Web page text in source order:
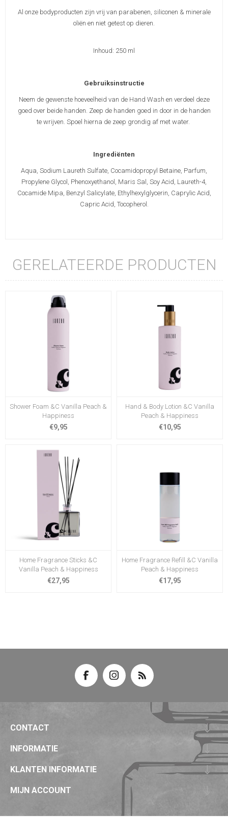
Al onze bodyproducten zijn vrij van parabenen, siliconen & minerale
oliën en niet getest op dieren.
Inhoud: 250 ml
Gebruiksinstructie
Neem de gewenste hoeveelheid van de Hand Wash en verdeel deze
goed over beide handen. Zeep de handen goed in door in de handen
te wrijven. Spoel hierna de zeep grondig af met water.
Ingrediënten
Aqua, Sodium Laureth Sulfate, Cocamidopropyl Betaine, Parfum,
Propylene Glycol, Phenoxyethanol, Maris Sal, Soy Acid, Laureth-4,
Cocamide Mipa, Benzyl Salicylate, Ethylhexylglycerin, Caprylic Acid,
Capric Acid, Tocopherol.
GERELATEERDE PRODUCTEN
Shower Foam &C Vanilla Peach &
Happiness
€9,95
Hand & Body Lotion &C Vanilla
Peach & Happiness
€10,95
Home Fragrance Sticks &C
Vanilla Peach & Happiness
€27,95
Home Fragrance Refill &C Vanilla
Peach & Happiness
€17,95
CONTACT
INFORMATIE
KLANTEN INFORMATIE
MIJN ACCOUNT